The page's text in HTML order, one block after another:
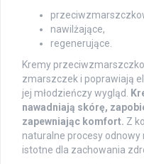
nawilżające,
regenerujące.
Kremy
zmarszczek i poprawiają
jej młodzieńczy wygląd.
nawadniają skórę,
zapewniając komfort. Z
naturalne procesy odnowy
istotne dla zachowania